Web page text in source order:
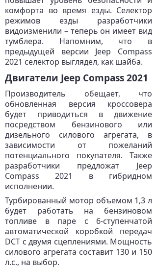
комфорта во время езды. Селектор
режимов езды разработчики
видоизменили – теперь он имеет вид
тумблера. Напомним, что в
предыдущей версии Jeep Compass
2021 селектор выглядел, как шайба.
Двигатели Jeep Compass 2021
Производитель обещает, что
обновленная версия кроссовера
будет приводиться в движение
посредством бензинового или
дизельного силового агрегата, в
зависимости от пожеланий
потенциального покупателя. Также
разработчики предложат Jeep
Compass 2021 в гибридном
исполнении.
Турбированный мотор объемом 1,3 л
будет работать на бензиновом
топливе в паре с 6-ступенчатой
автоматической коробкой передач
DCT с двумя сцеплениями. Мощность
силового агрегата составит 130 и 150
л.с., на выбор.